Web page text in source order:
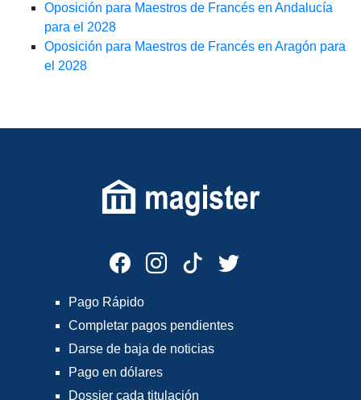
Oposición para Maestros de Francés en Andalucía
para el 2028
Oposición para Maestros de Francés en Aragón para
el 2028
Pago Rápido
Completar pagos pendientes
Darse de baja de noticias
Pago en dólares
Dossier cada titulación